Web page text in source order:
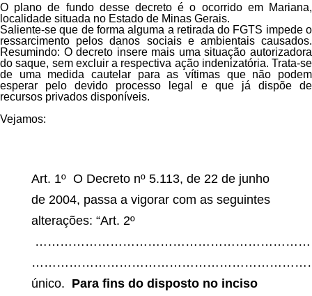
O plano de fundo desse decreto é o ocorrido em Mariana,
localidade situada no Estado de Minas Gerais.
Saliente-se que de forma alguma a retirada do FGTS impede o
ressarcimento pelos danos sociais e ambientais causados.
Resumindo: O decreto insere mais uma situação autorizadora
do saque, sem excluir a respectiva ação indenizatória. Trata-se
de uma medida cautelar para as vítimas que não podem
esperar pelo devido processo legal e que já dispõe de
recursos privados disponíveis.
Vejamos:
Art. 1º O Decreto nº 5.113, de 22 de junho
de 2004, passa a vigorar com as seguintes
alterações: “Art. 2º
único. Para fins do disposto no inciso